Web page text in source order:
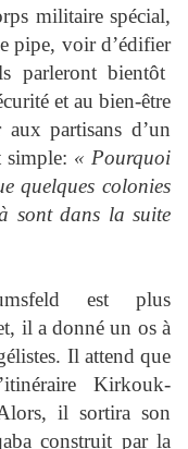
militaire spécial,
pipe, voir d’édifier
parleront bientôt
et au bien-être
partisans d’un
« Pourquoi
quelques colonies
sont dans la suite
est plus
il a donné un os à
Il attend que
Kirkouk-
il sortira son
construit par la